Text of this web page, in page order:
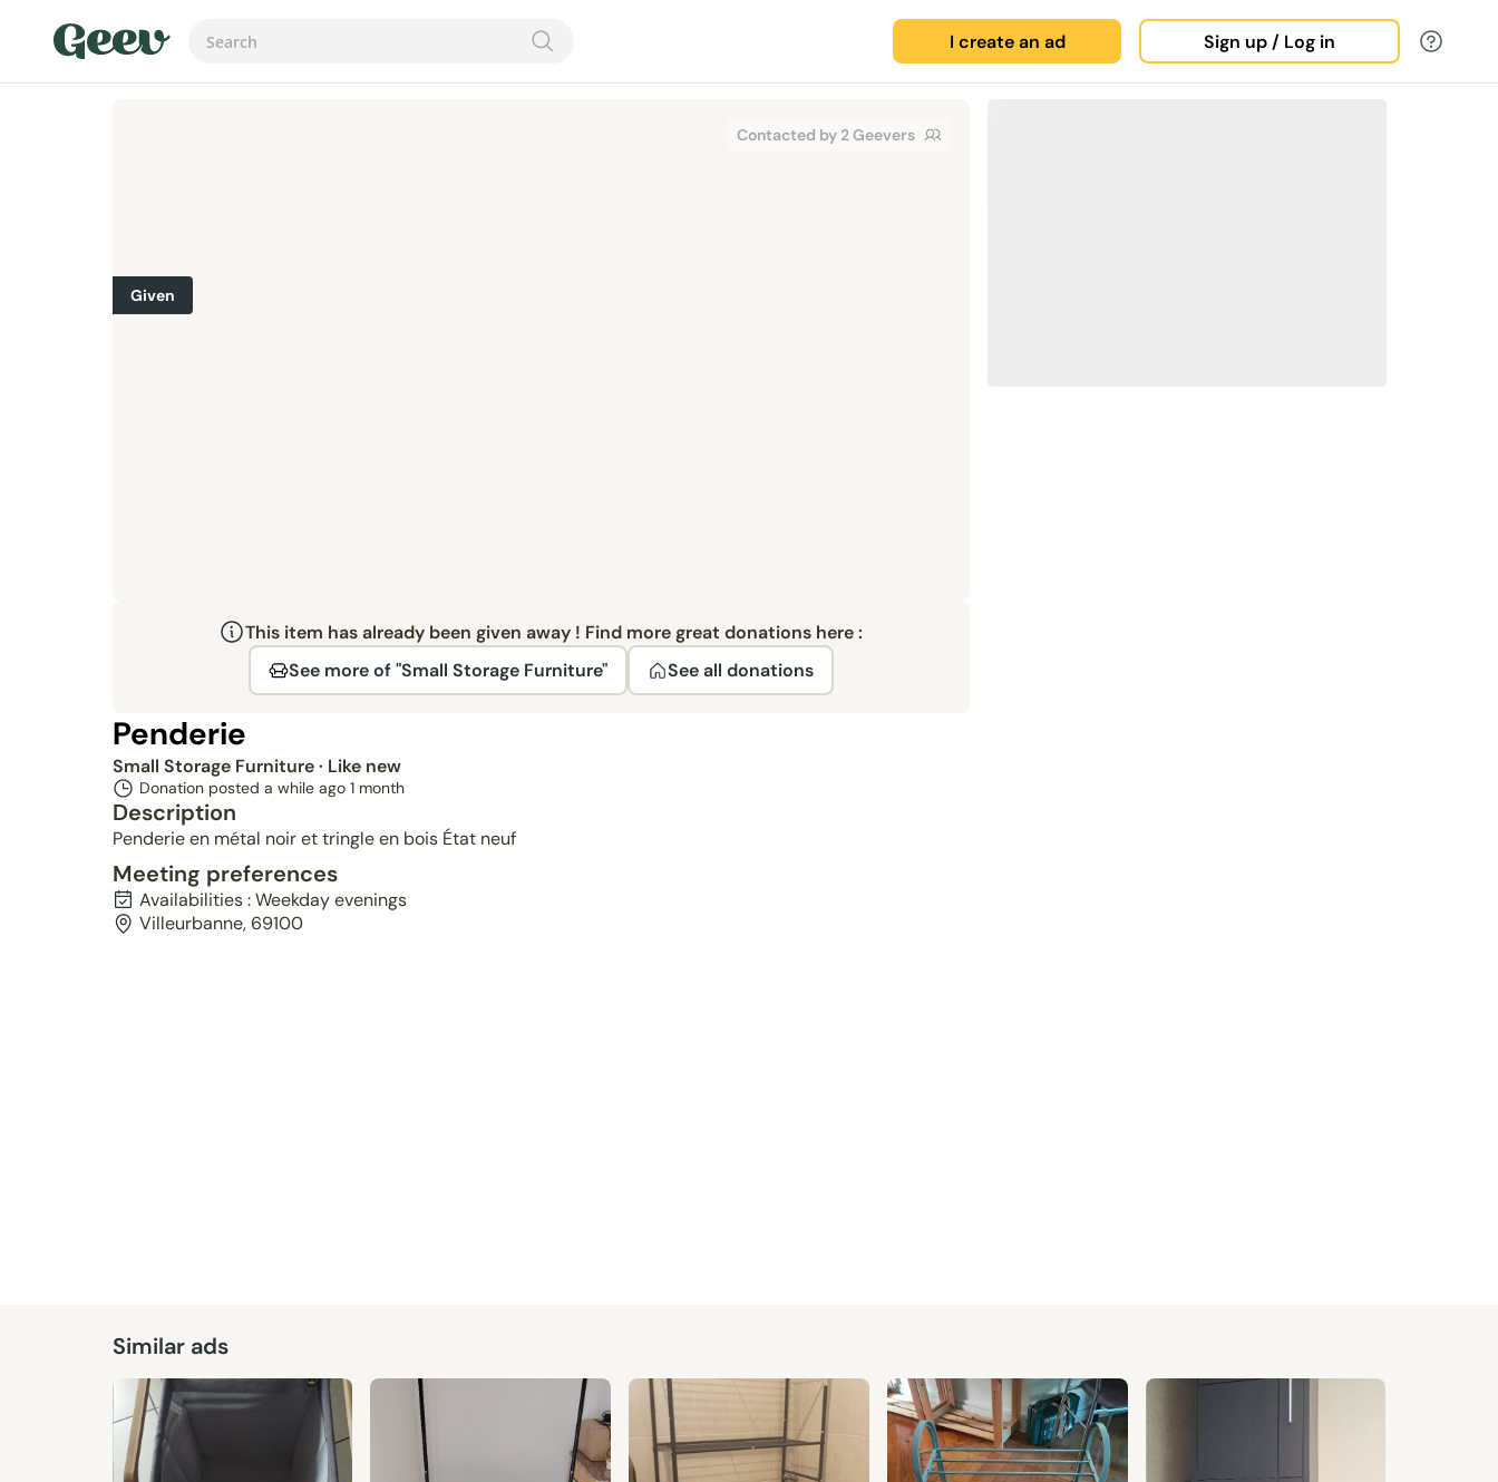
I create an ad Sign up / Log in
Contacted by 2 Geevers
Given
This item has already been given away ! Find more great donations here :
See more of "Small Storage Furniture"
See all donations
Penderie
Small Storage Furniture· Like new
Donation posted a while ago 1 month
Description
Penderie en métal noir et tringle en bois État neuf
Meeting preferences
Availabilities : Weekday evenings
Villeurbanne, 69100
Similar ads